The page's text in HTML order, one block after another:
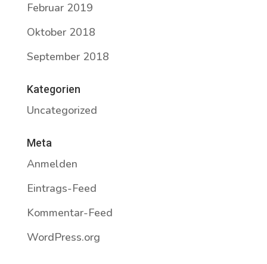
Februar 2019
Oktober 2018
September 2018
Kategorien
Uncategorized
Meta
Anmelden
Eintrags-Feed
Kommentar-Feed
WordPress.org